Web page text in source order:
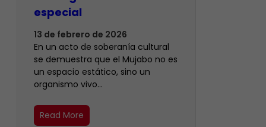
especial
13 de febrero de 2026
En un acto de soberanía cultural
se demuestra que el Mujabo no es
un espacio estático, sino un
organismo vivo…
Read More